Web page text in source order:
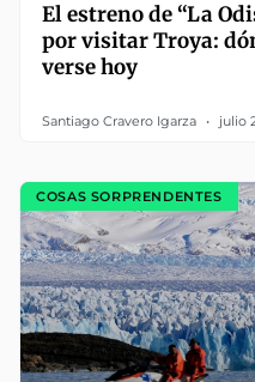
El estreno de “La
por visitar Troya:
verse hoy
Santiago Cravero Igarza julio
COSAS SORPRENDENTES